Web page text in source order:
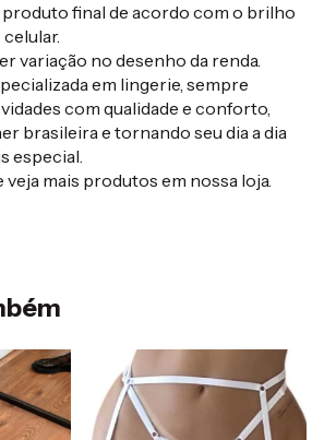
final de acordo com o brilho
variação no desenho da renda.
em lingerie, sempre
com qualidade e conforto,
brasileira e tornando seu dia a dia
especial.
mais produtos em nossa loja.